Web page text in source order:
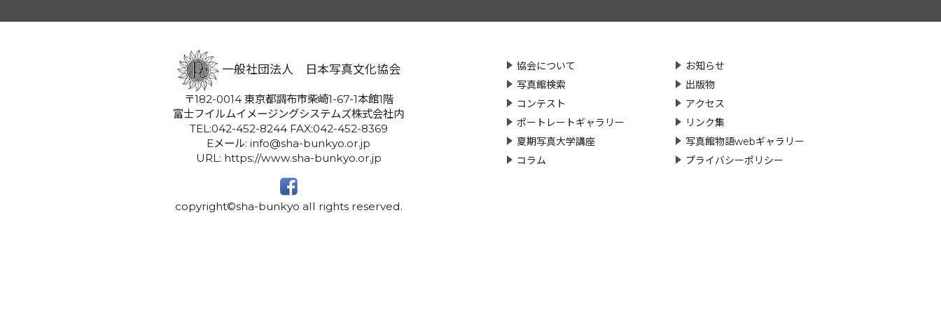
協会について
写真館検索
コンテスト
ポートレートギャラリー
夏期写真大学講座
コラム
お知らせ
出版物
アクセス
リンク集
写真館物語webギャラリー
プライバシーポリシー
一般社団法人 日本写真文化協会
〒182-0014 東京都調布市柴崎1-67-1本館1階
富士フイルムイメージングシステムズ株式会社内
TEL:042-452-8244 FAX:042-452-8369
Eメール: info@sha-bunkyo.or.jp
URL: https://www.sha-bunkyo.or.jp
copyright©sha-bunkyo all rights reserved.